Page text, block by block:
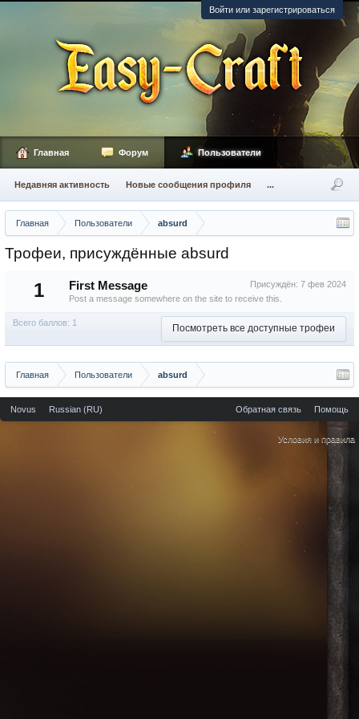
Войти или зарегистрироваться
Главная Пользователи absurd
Трофеи, присуждённые absurd
1 Присуждён: 7 фев 2024
First Message
Post a message somewhere on the site to receive this.
Всего баллов: 1 Посмотреть все доступные трофеи
Главная Пользователи absurd
Главная Форум Пользователи
Недавняя активность Новые сообщения профиля ...
Novus Russian (RU) Обратная связь Помощь
Условия и правила